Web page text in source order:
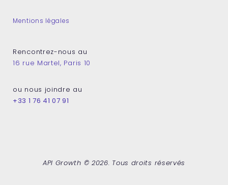
Mentions légales
Rencontrez-nous au
16 rue Martel, Paris 10
ou nous joindre au
+33 1 76 41 07 91
API Growth © 2026. Tous droits réservés